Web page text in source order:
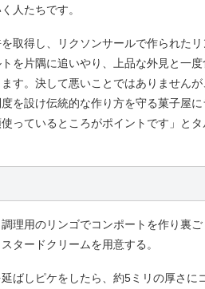
人たちです。
取得し、リクソンサールで作られた
を片隅に追いやり、上品な外見と一
す。決して悪いことではありません
を設け伝統的な作り方を守る菓子屋
っているところがポイントです」と
調理用のリンゴでコンポートを作り裏
タードクリームを用意する。
延ばしピケをしたら、約5ミリの厚さ